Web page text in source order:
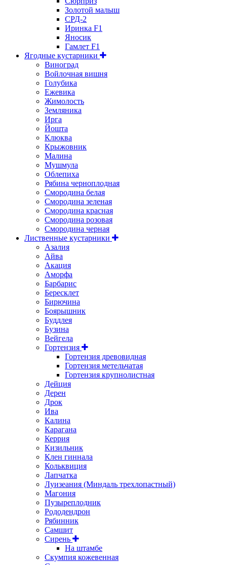
Золотой малыш
СРД-2
Иринка F1
Яносик
Гамлет F1
Ягодные кустарники
Виноград
Войлочная вишня
Голубика
Ежевика
Жимолость
Земляника
Ирга
Йошта
Клюква
Крыжовник
Малина
Мушмула
Облепиха
Рябина черноплодная
Смородина белая
Смородина зеленая
Смородина красная
Смородина розовая
Смородина черная
Лиственные кустарники
Азалия
Айва
Акация
Аморфа
Барбарис
Бересклет
Бирючина
Боярышник
Буддлея
Бузина
Вейгела
Гортензия
Гортензия древовидная
Гортензия метельчатая
Гортензия крупнолистная
Дейция
Дерен
Дрок
Ива
Калина
Карагана
Керрия
Кизильник
Клен гиннала
Кольквиция
Лапчатка
Луизеания (Миндаль трехлопастный)
Магония
Пузыреплодник
Рододендрон
Рябинник
Самшит
Сирень
На штамбе
Скумпия кожевенная